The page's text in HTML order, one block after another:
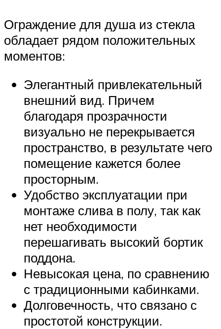
Ограждение для душа из стекла
обладает рядом положительных
моментов:
Элегантный привлекательный
внешний вид. Причем
благодаря прозрачности
визуально не перекрывается
пространство, в результате чего
помещение кажется более
просторным.
Удобство эксплуатации при
монтаже слива в полу, так как
нет необходимости
перешагивать высокий бортик
поддона.
Невысокая цена, по сравнению
с традиционными кабинками.
Долговечность, что связано с
простотой конструкции.